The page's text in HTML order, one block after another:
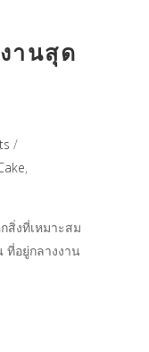
านสุด
,
สิ่งที่เหมาะสม
ที่อยู่กลางงาน